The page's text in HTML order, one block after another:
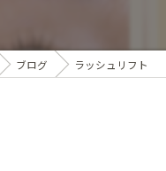
ブログ ラッシュリフト